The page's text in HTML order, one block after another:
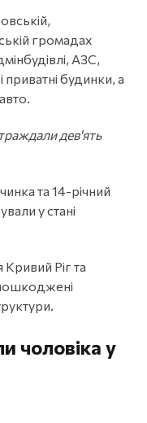
громадах
АЗС,
будинки, а
дев'ять
та 14-річний
у стані
Ріг та
чоловіка у